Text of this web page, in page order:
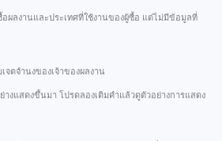
ผลงานและประเทศที่ใช้งานของผู้ซื้อ แต่ไม่มีข้อมูลที่
จตจำนงของเจ้าของผลงาน
างแสดงขึ้นมา โปรดลองเติมคำแล้วดูตัวอย่างการแสดง